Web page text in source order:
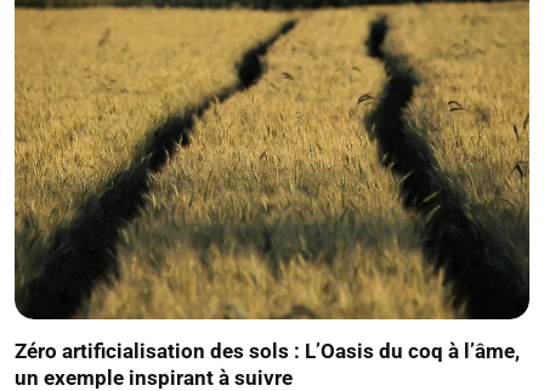
Zéro artificialisation des sols : L’Oasis du coq à l’âme,
un exemple inspirant à suivre